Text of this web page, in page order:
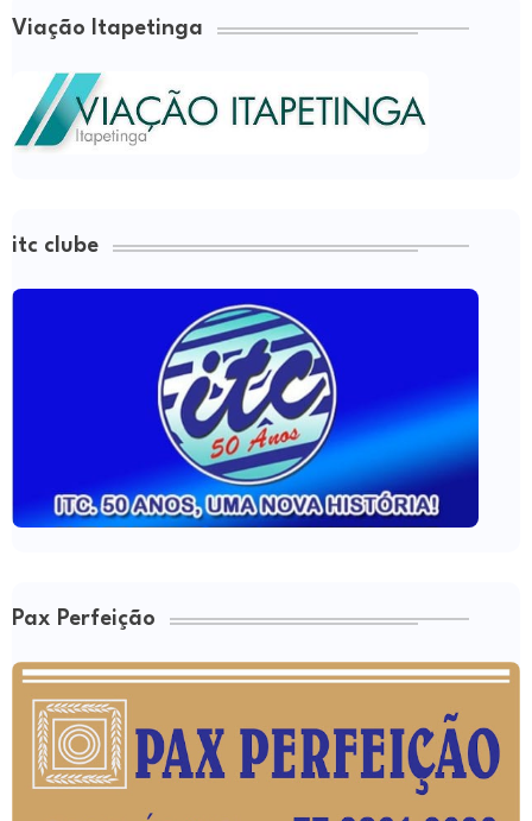
Viação Itapetinga
itc clube
Pax Perfeição